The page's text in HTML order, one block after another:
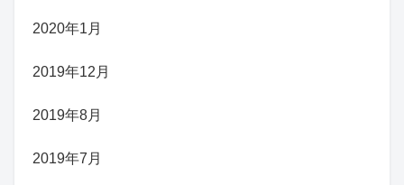
2020年1月
2019年12月
2019年8月
2019年7月